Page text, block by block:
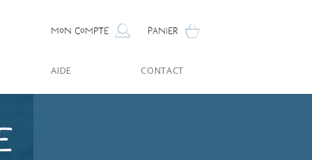
Mon compte Panier
AIDE CONTACT